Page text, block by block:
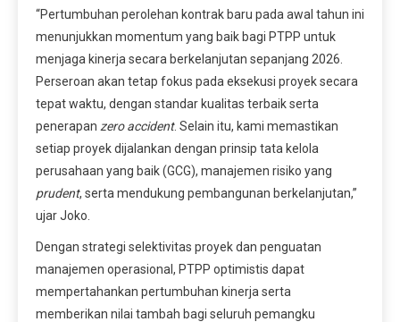
“Pertumbuhan perolehan kontrak baru pada awal tahun ini
menunjukkan momentum yang baik bagi PTPP untuk
menjaga kinerja secara berkelanjutan sepanjang 2026.
Perseroan akan tetap fokus pada eksekusi proyek secara
tepat waktu, dengan standar kualitas terbaik serta
penerapan zero accident. Selain itu, kami memastikan
setiap proyek dijalankan dengan prinsip tata kelola
perusahaan yang baik (GCG), manajemen risiko yang
prudent, serta mendukung pembangunan berkelanjutan,”
ujar Joko.
Dengan strategi selektivitas proyek dan penguatan
manajemen operasional, PTPP optimistis dapat
mempertahankan pertumbuhan kinerja serta
memberikan nilai tambah bagi seluruh pemangku